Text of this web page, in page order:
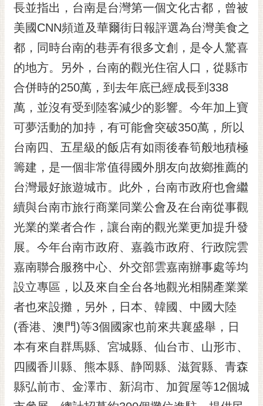
網
站
導
覽
訂
閱
RSS
訂
閱
電
子
報
市
民
信
箱
English
日
本
隱
私
權
及
安
長並指出，台南是台灣第一個文化古都，曾被
美國CNN頻道及華爾街日報評選為台灣美食之
都，同時台南的巷弄有很多文創，是令人驚喜
的地方。另外，台南的觀光住宿人口，從縣市
合併時的250萬，到去年底已經成長到338
萬，並沒有受到陸客減少的影響。今年加上寶
可夢活動的加持，有可能會突破350萬，所以
台南四、五星級的飯店有如雨後春筍般地積極
籌建，是一個非常值得國外朋友向故鄉推薦的
台灣最好旅遊城市。此外，台南市政府也會繼
續與台南市旅行商業同業公會及在台南從事觀
光業的業者合作，讓台南的觀光業更加提升發
展。今年台南市政府、嘉義市政府、行政院雲
嘉南聯合服務中心、外交部雲嘉南辦事處等均
設立專區，以及來自全台各地觀光相關產業業
者也來設攤，另外，日本、韓國、中國大陸
(香港、澳門)等3個國家也前來共襄盛舉，日
本有來自群馬縣、宮城縣、仙台市、山形市、
四國香川縣、熊本縣、静岡縣、滋賀縣、青森
縣弘前市、金澤市、新潟市、加賀屋等12個城